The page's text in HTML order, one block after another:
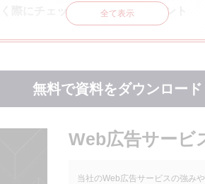
際にチェックすべき3つのポイント
てずに広告配信を行ってしまっている
いがコンバージョン率も低い
代理店の選び方に関するよくある質問
全て表示
無料で資料をダウンロード
Web広告サービ
当社のWeb広告サービスの強み